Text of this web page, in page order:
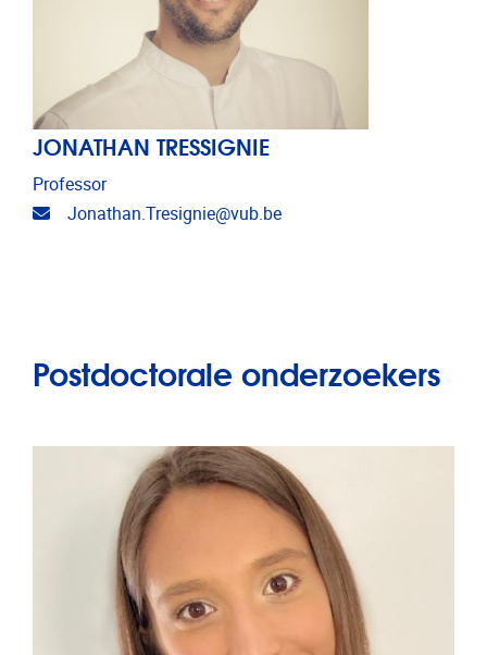
JONATHAN TRESSIGNIE
Professor
E-mailadres
Jonathan.Tresignie@vub.be
Postdoctorale onderzoekers